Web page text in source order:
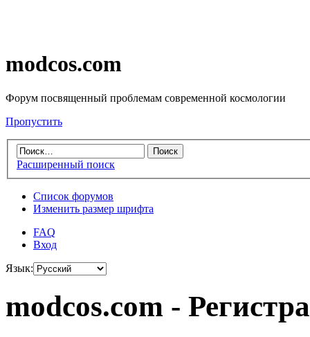
modcos.com
Форум посвященный проблемам современной космологии
Пропустить
Расширенный поиск
Список форумов
Изменить размер шрифта
FAQ
Вход
Язык:
modcos.com -